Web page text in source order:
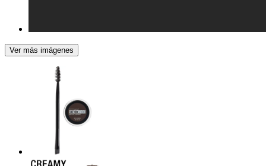
Ver más imágenes